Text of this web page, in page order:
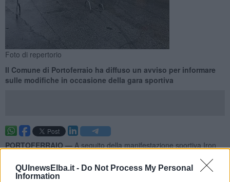
QUInewsElba.it - Do Not Process My Personal
Information
Foto di repertorio
Il Comune di Portoferraio ha diffuso un avviso per informare
sulle modifiche in occasione della gara sportiva
PORTOFERRAIO — A seguito della manifestazione sportiva Iron
dal 13 al 17 Maggio, la Prefettura di Livorno ha emesso il
provvedimento di ordinanza n. 672/26WA peralcune limitazioni